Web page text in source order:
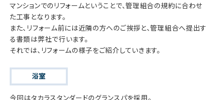
マンションでのリフォームということで、管理組合の規約に合わせ
た工事となります。
また、リフォーム前には近隣の方へのご挨拶と、管理組合へ提出す
る書類は弊社で行います。
それでは、リフォームの様子をご紹介していきます。
浴室
今回はタカラスタンダードのグランスパを採用。